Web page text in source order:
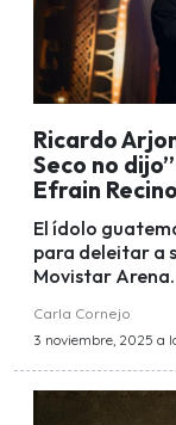
Ricardo
Seco no
Efrain
El ídolo
para deleitar a
Movistar Arena.
Carla Cornejo
3 noviembre, 2025 a